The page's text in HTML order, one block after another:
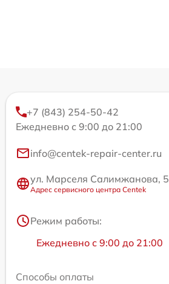
+7 (843) 254-50-42
Ежедневно с 9:00 до 21:00
info@centek-repair-center.ru
ул. Марселя Салимжанова, 5
Адрес сервисного центра Centek
Режим работы:
Ежедневно с 9:00 до 21:00
Способы оплаты